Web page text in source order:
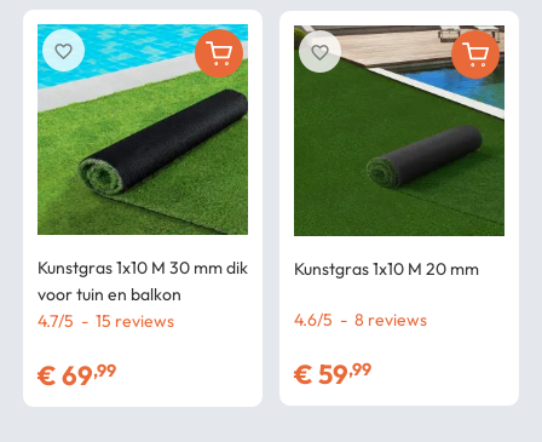
Kunstgras 1x10 M 30 mm dik
voor tuin en balkon
4.7/5 - 15
€69,99
favorite_border
Kunstgras 1x10 M 20 mm
4.6/5 - 8
€59,99
favorite_border